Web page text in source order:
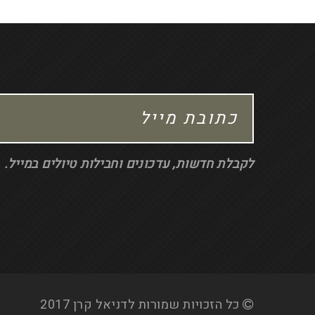
לקבלת חדשות, עדכונים וחבילות טיולים במייל.
כל הזכויות שמורות לדניאל קרן 2017